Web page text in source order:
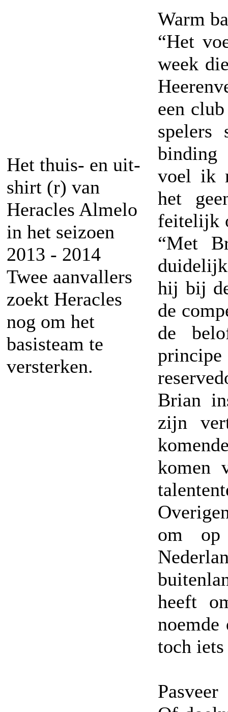
Het thuis- en uit-
shirt (r) van
Heracles Almelo
in het seizoen
2013 - 2014
Twee aanvallers
zoekt Heracles
nog om het
basisteam te
versterken.
Warm
“Het
week
een
spelers
binding
voel ik
het
feitelijk
“Met
hij bij
de
de
Brian
zijn
komen
om op
heeft
toch
Pasveer